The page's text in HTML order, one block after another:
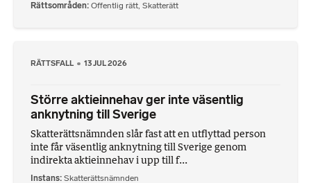
Rättsområden Offentlig rätt, Skatterätt
RÄTTSFALL 13 JUL 2026
Större aktieinnehav ger inte väsentlig
anknytning till Sverige
Skatterättsnämnden slår fast att en utflyttad person
inte får väsentlig anknytning till Sverige genom
indirekta aktieinnehav i upp till f...
Instans Skatterättsnämnden